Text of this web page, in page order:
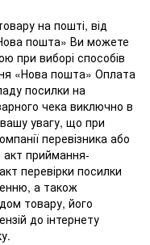
на пошті, від
пошта» Ви можете
при виборі способів
«Нова пошта» Оплата
посилки на
чека виключно в
увагу, що при
перевізника або
акт приймання-
перевірки посилки
а також
товару, його
до інтернету